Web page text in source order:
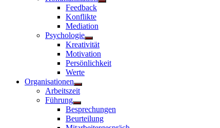
Untermenü
Feedback
Konflikte
Mediation
Psychologie
Untermenü
anzeigen
Kreativität
Motivation
Persönlichkeit
Werte
Organisationen
Untermenü
anzeigen
Arbeitszeit
Führung
Untermenü
anzeigen
Besprechungen
Beurteilung